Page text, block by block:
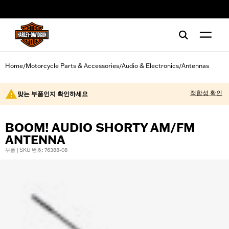
Home/Motorcycle Parts & Accessories/Audio & Electronics/Antennas
맞는 부품인지 확인하세요 적합성 확인
BOOM! AUDIO SHORTY AM/FM
ANTENNA
부품 | SKU 번호: 76388-08